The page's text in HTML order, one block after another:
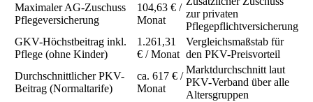
Maximaler AG-Zuschuss
Pflegeversicherung
104,63 € /
Monat
zur privaten
Pflegepflichtversicherung
GKV-Höchstbeitrag inkl.
Pflege (ohne Kinder)
1.261,31
€ / Monat
Vergleichsmaßstab für
den PKV-Preisvorteil
Durchschnittlicher PKV-
Beitrag (Normaltarife)
ca. 617 € /
Monat
Marktdurchschnitt laut
PKV-Verband über alle
Altersgruppen